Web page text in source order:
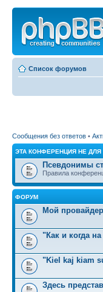
Список форумов
Сообщения без ответов •
ЭТА КОНФЕРЕНЦИЯ НЕ
Псевдонимы
Правила
ФОРУМ
Мой
"Как и когда
"Kiel kaj kiam
Здесь